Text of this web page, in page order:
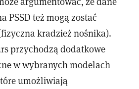
PSSD też mogą zostać
kradzież nośnika).
przychodzą dodatkowe
w wybranych modelach
umożliwiają